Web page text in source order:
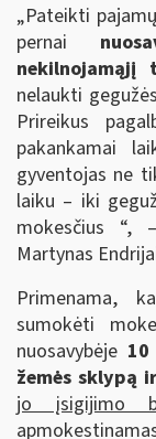
„Pateikti
pernai
nekilnojamąjį
nelaukti
Prireikus
pakankamai
gyventojas ne
laiku – iki
mokesčius “,
Martynas
Primenama,
sumokėti
nuosavybėje
žemės sklypą
jo įsigijimo